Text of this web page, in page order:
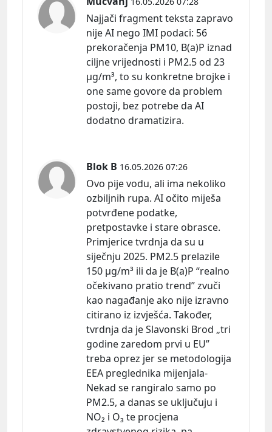
Najjači fragment teksta zapravo
nije AI nego IMI podaci: 56
prekoračenja PM10, B(a)P iznad
ciljne vrijednosti i PM2.5 od 23
μg/m³, to su konkretne brojke i
one same govore da problem
postoji, bez potrebe da AI
dodatno dramatizira.
Blok B 16.05.2026 07:26
Ovo pije vodu, ali ima nekoliko
ozbiljnih rupa. AI očito miješa
potvrđene podatke,
pretpostavke i stare obrasce.
Primjerice tvrdnja da su u
siječnju 2025. PM2.5 prelazile
150 μg/m³ ili da je B(a)P “realno
očekivano pratio trend” zvuči
kao nagađanje ako nije izravno
citirano iz izvješća. Također,
tvrdnja da je Slavonski Brod „tri
godine zaredom prvi u EU”
treba oprez jer se metodologija
EEA preglednika mijenjala-
Nekad se rangiralo samo po
PM2.5, a danas se uključuju i
NO₂ i O₃ te procjena